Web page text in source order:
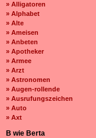
» Alligatoren
» Alphabet
» Alte
» Ameisen
» Anbeten
» Apotheker
» Armee
» Arzt
» Astronomen
» Augen-rollende
» Ausrufungszeichen
» Auto
» Axt
B wie Berta